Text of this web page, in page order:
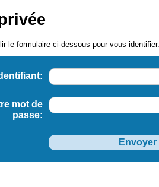
le formulaire ci-dessous pour vous identifier.
mot de
passe: